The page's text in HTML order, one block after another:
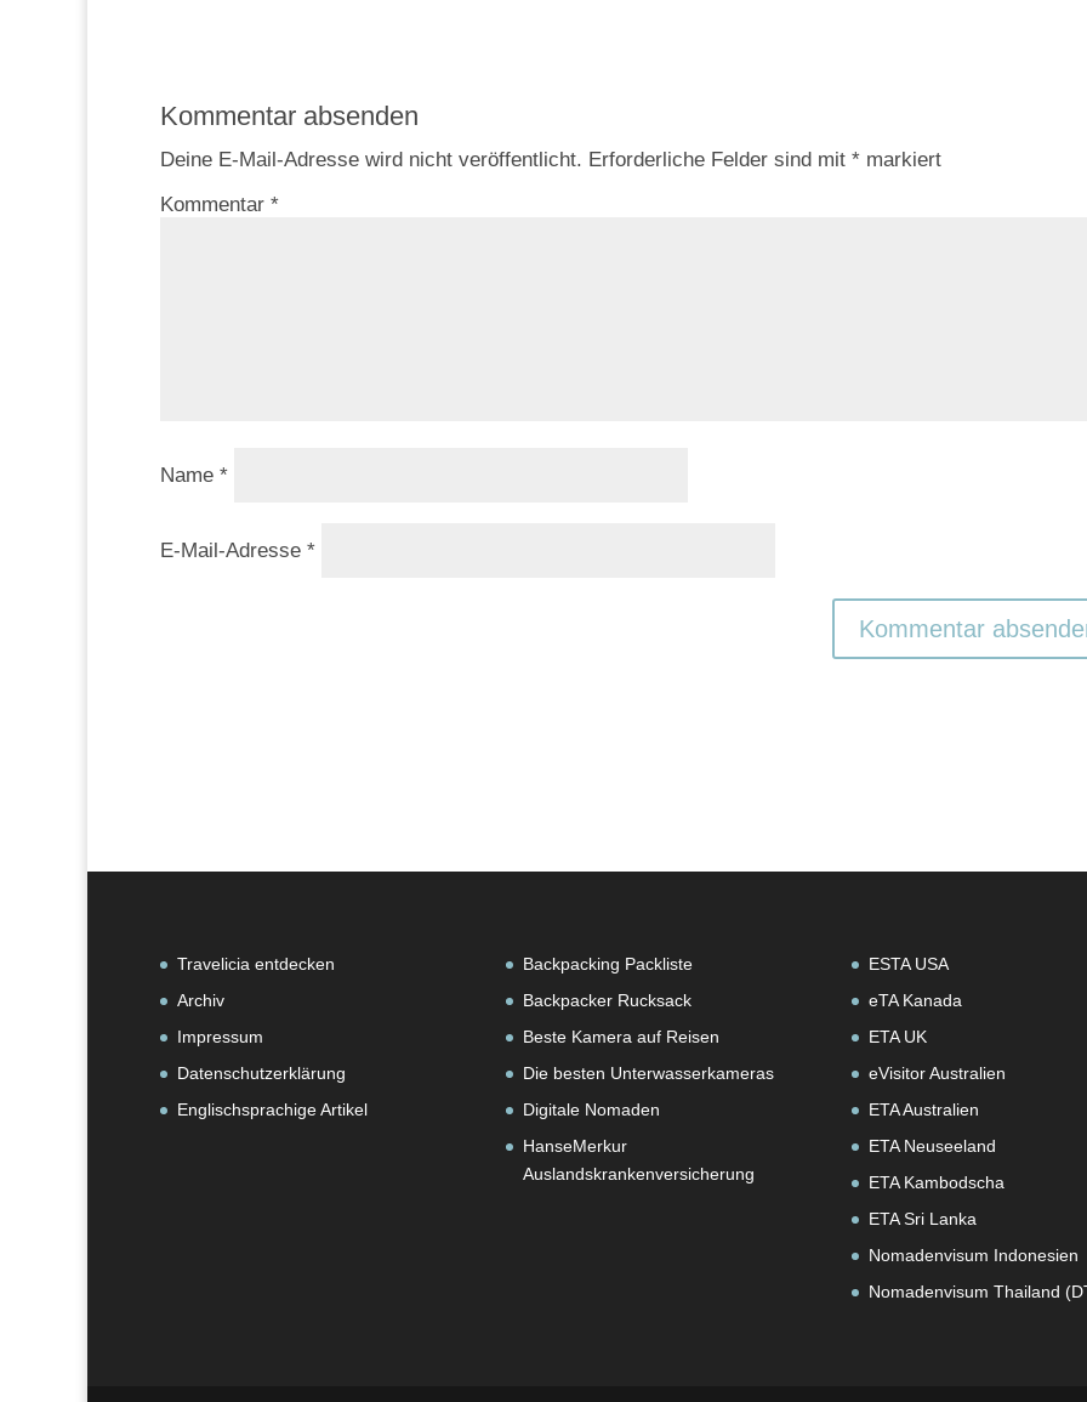
Kommentar absenden
Deine E-Mail-Adresse wird nicht veröffentlicht. Erforderliche Felder sind mit * markiert
Kommentar *
Name *
E-Mail-Adresse *
Travelicia entdecken
Archiv
Impressum
Datenschutzerklärung
Englischsprachige Artikel
Backpacking Packliste
Backpacker Rucksack
Beste Kamera auf Reisen
Die besten Unterwasserkameras
Digitale Nomaden
HanseMerkur
Auslandskrankenversicherung
ESTA USA
eTA Kanada
ETA UK
eVisitor Australien
ETA Australien
ETA Neuseeland
ETA Kambodscha
ETA Sri Lanka
Nomadenvisum Indonesien
Nomadenvisum Thailand